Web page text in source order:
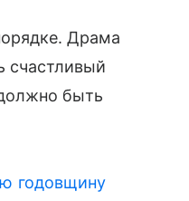
Драма
счастливый
быть
годовщину